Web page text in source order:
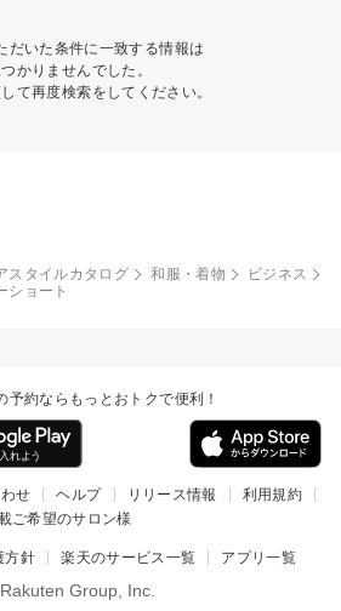
だいた条件に一致する情報は
つかりませんでした。
て再度検索をしてください。
スタイルカタログ 和服・着物
ビジネス
ショート
予約ならもっとおトクで便利！
せ ヘルプ リリース情報
利用規約
ご希望のサロン様
方針 楽天のサービス一覧 アプリ一覧
Group, Inc.